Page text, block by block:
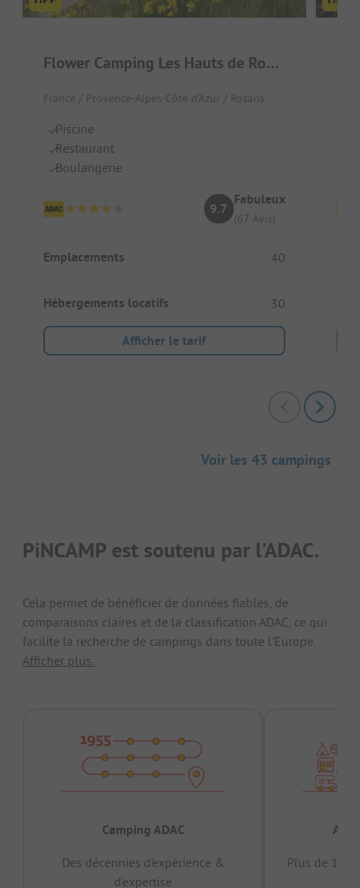
Flower Camping Les Hauts de Rosans
France / Provence-Alpes-Côte d'Azur / Rosans
Piscine
Restaurant
Boulangerie
9.7
Fabuleux
(67 Avis)
Emplacements 40
Hébergements locatifs 30
Afficher le tarif
Voir les 43 campings
PiNCAMP est soutenu par l’ADAC.
Cela permet de bénéficier de données fiables, de
comparaisons claires et de la classification ADAC, ce qui
facilite la recherche de campings dans toute l'Europe.
Afficher plus.
Camping ADAC
Des décennies d’expérience &
d’expertise
Plus de 15